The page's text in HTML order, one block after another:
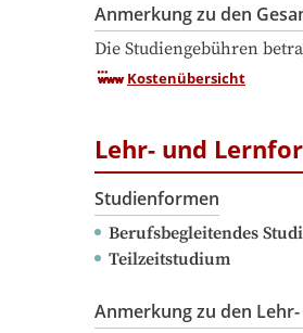
Anmerkung zu den
Die Studiengebühren
Kostenübersicht
Lehr- und
Studienformen
Berufsbegleitendes
Teilzeitstudium
Anmerkung zu den